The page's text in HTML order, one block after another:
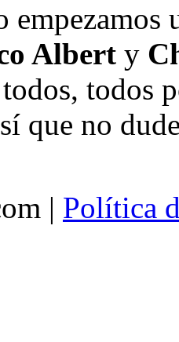
empezamos
Albert y
todos
que no
| Política